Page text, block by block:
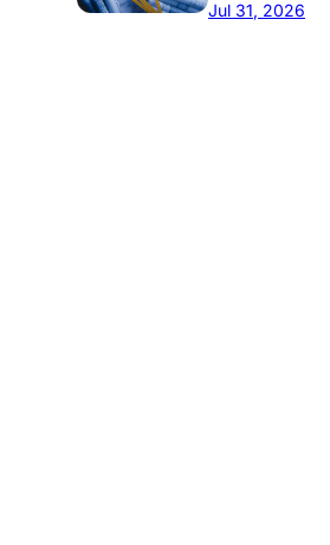
Jul 31, 2026